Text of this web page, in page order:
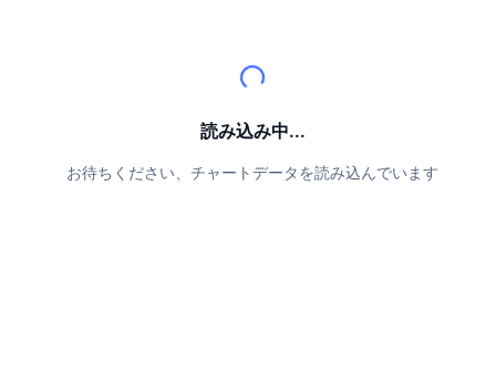
トレンド
CoinMarketCap 100インデックス
暗号資産ETF
CMCエージェントハブ
スキルマーケットプレイス
サイトウィジェット読み込み中...
お待ちください、チャートデータを読み込んでいます